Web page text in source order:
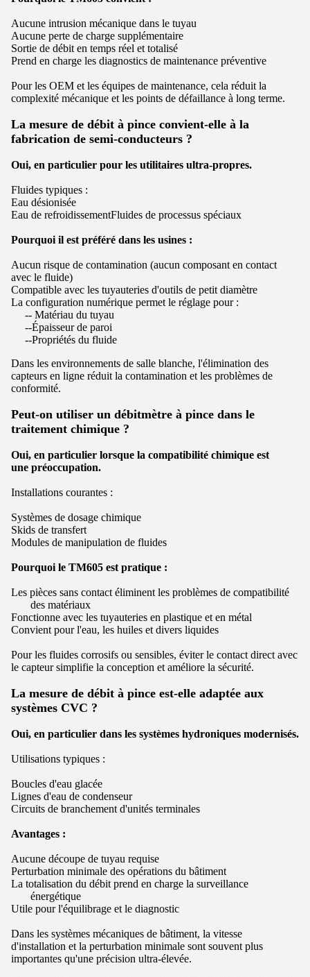
Aucune intrusion mécanique dans le tuyau
Aucune perte de charge supplémentaire
Sortie de débit en temps réel et totalisé
Prend en charge les diagnostics de maintenance préventive
Pour les OEM et les équipes de maintenance, cela réduit la
complexité mécanique et les points de défaillance à long terme.
La mesure de débit à pince convient-elle à la
fabrication de semi-conducteurs ?
Oui, en particulier pour les utilitaires ultra-propres.
Fluides typiques :
Eau désionisée
Eau de refroidissementFluides de processus spéciaux
Pourquoi il est préféré dans les usines :
Aucun risque de contamination (aucun composant en contact
avec le fluide)
Compatible avec les tuyauteries d'outils de petit diamètre
La configuration numérique permet le réglage pour :
-- Matériau du tuyau
--Épaisseur de paroi
--Propriétés du fluide
Dans les environnements de salle blanche, l'élimination des
capteurs en ligne réduit la contamination et les problèmes de
conformité.
Peut-on utiliser un débitmètre à pince dans le
traitement chimique ?
Oui, en particulier lorsque la compatibilité chimique est
une préoccupation.
Installations courantes :
Systèmes de dosage chimique
Skids de transfert
Modules de manipulation de fluides
Pourquoi le TM605 est pratique :
Les pièces sans contact éliminent les problèmes de compatibilité
des matériaux
Fonctionne avec les tuyauteries en plastique et en métal
Convient pour l'eau, les huiles et divers liquides
Pour les fluides corrosifs ou sensibles, éviter le contact direct avec
le capteur simplifie la conception et améliore la sécurité.
La mesure de débit à pince est-elle adaptée aux
systèmes CVC ?
Oui, en particulier dans les systèmes hydroniques modernisés.
Utilisations typiques :
Boucles d'eau glacée
Lignes d'eau de condenseur
Circuits de branchement d'unités terminales
Avantages :
Aucune découpe de tuyau requise
Perturbation minimale des opérations du bâtiment
La totalisation du débit prend en charge la surveillance
énergétique
Utile pour l'équilibrage et le diagnostic
Dans les systèmes mécaniques de bâtiment, la vitesse
d'installation et la perturbation minimale sont souvent plus
importantes qu'une précision ultra-élevée.